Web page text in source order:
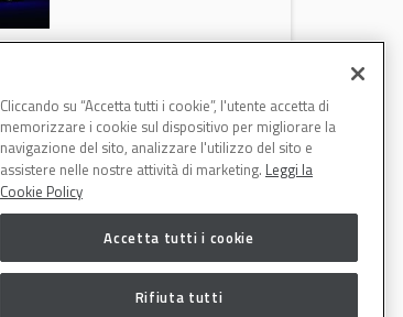
diventa ingegneria
che riducono
consumi energetici,
tempi e costi in
carrozzeria
Il Gruppo Intergea
si rafforza in
Lombardia
Cliccando su “Accetta tutti i cookie”, l'utente accetta di
memorizzare i cookie sul dispositivo per migliorare la
navigazione del sito, analizzare l'utilizzo del sito e
assistere nelle nostre attività di marketing. Leggi la
Cookie Policy
Accetta tutti i cookie
Rifiuta tutti